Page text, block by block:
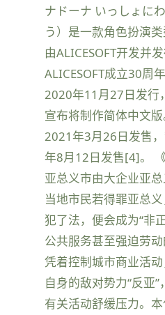
ナドーナ いっしょに
う）是一款角色扮演类
由ALICESOFT开发并
ALICESOFT成立30周
2020年11月27日发行
宣布将制作简体中文
2021年3月26日发售
年8月12日发售[4]。
亚总义市由大企业亚总
当地市民若得罪亚总
犯了法，便会成为“非
公共服务甚至强迫劳
凭着控制城市商业活
自身的敌对势力“反亚
有关活动舒缓压力。